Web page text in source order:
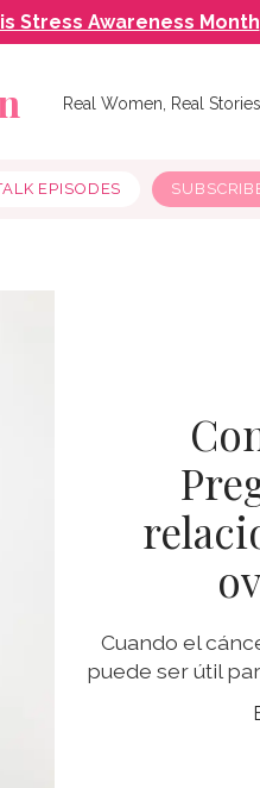
Stress Awareness Month
Real Women, Real Stories
EPISODES
Cuando el
puede ser útil